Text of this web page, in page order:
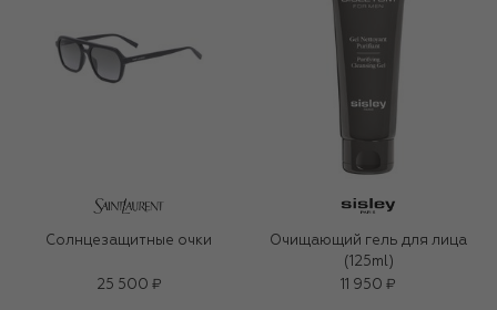
Солнцезащитные очки
25 500 ₽
Очищающий гель для лица
(125ml)
11 950 ₽